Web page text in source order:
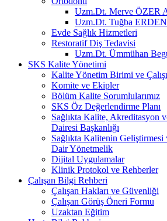
Uzm.Dt. Merve ÖZER
Uzm.Dt. Tuğba ERDEN
Evde Sağlık Hizmetleri
Restoratif Diş Tedavisi
Uzm.Dt. Ümmühan
SKS Kalite Yönetimi
Kalite Yönetim Birimi ve
Komite ve Ekipler
Bölüm Kalite Sorumlularımız
SKS Öz Değerlendirme Planı
Sağlıkta Kalite, Akreditasyon
Dairesi Başkanlığı
Sağlıkta Kalitenin
Dair Yönetmelik
Dijital Uygulamalar
Klinik Protokol ve Rehberler
Çalışan Bilgi Rehberi
Çalışan Hakları ve Güvenliği
Çalışan Görüş Öneri Formu
Uzaktan Eğitim